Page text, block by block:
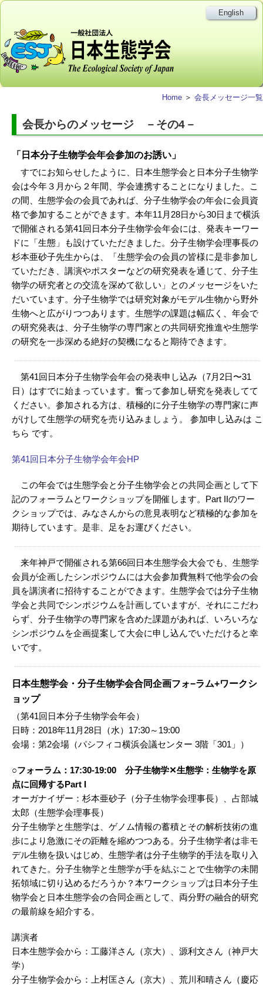
English
Home ＞ 会長メッセージ一覧
会長からのメッセージ －その4－
「日本分子生物学会年会参加のお誘い」
すでにお知らせしたように、日本生態学会と日本分子生物学
会は今年３月から２年間、学会連携することになりました。こ
の間、生態学会の会員であれば、分子生物学会の年会に会員資
格で参加することができます。本年11月28日から30日まで横浜
で開催される第41回日本分子生物学会年会には、発表キーワー
ドに「生態」も設けていただきました。分子生物学会理事長の
杉本亜砂子先生からは、「生態学会の会員の皆様に是非参加し
ていただき、講演やポスターなどの研究発表を通じて、分子生
物学の研究者との交流を深めて欲しい」とのメッセージをいた
だいています。分子生物学では研究対象がモデル生物から野外
生物へと広がりつつあります。生態学の課題は幅広く、年会で
の研究発表は、分子生物学の専門家との共同研究推進や生態学
の研究を一歩深める絶好の契機になると期待できます。
第41回日本分子生物学会年会の発表申し込み（7月2日〜31
日）はすでに始まっています。奮って参加し研究を発表してて
ください。参加される方は、積極的に分子生物学の専門家に声
がけして生態学の研究を売り込みましょう。 参加申し込みは こ
ちら です。
第41回日本分子生物学会年会HP
この年会では生態学会と分子生物学会との共同企画として下
記のフォーラムとワークショップを開催します。Part IIのワー
クショップでは、みなさんからの意見表明など積極的な参加を
期待しています。是非、足をお運びください。
来年神戸で開催される第66回日本生態学会大会でも、生態学
会員が企画したシンポジウムには大会参加費無料で他学会の会
員を講演者に招待することができます。生態学会では分子生物
学会と共同でシンポジウムを計画していますが、それにこだわ
らず、分子生物学の専門家を含めた課題があれば、いろいろな
シンポジウムを企画提案して大会に申し込んでいただけると幸
いです。
日本生態学会・分子生物学会合同企画フォ−ラム+ワークシ
ョップ
（第41回日本分子生物学会年会）
日時：2018年11月28日（水）17:30～19:00
会場：第2会場（パシフィコ横浜会議センター 3階「301」）
○フォーラム：17:30-19:00 分子生物学✕生態学：生物学を原
点に回帰するPart I
オーガナイザー：杉本亜砂子（分子生物学会理事長）、占部城
太郎（生態学会理事長）
分子生物学と生態学は、ゲノム情報の蓄積とその解析技術の進
歩により急激にその距離を縮めつつある。分子生物学者は非モ
デル生物を扱いはじめ、生態学者は分子生物学的手法を取り入
れてきた。分子生物学と生態学が手を結ぶことで生物学の未開
拓領域に切り込めるだろうか？本ワークショップは日本分子生
物学会と日本生態学会の合同企画として、両分野の融合的研究
の最前線を紹介する。
講演者
日本生態学会から：工藤洋さん（京大）、源利文さん（神戸大
学）
分子生物学会から：上村匡さん（京大）、荒川和晴さん（慶応